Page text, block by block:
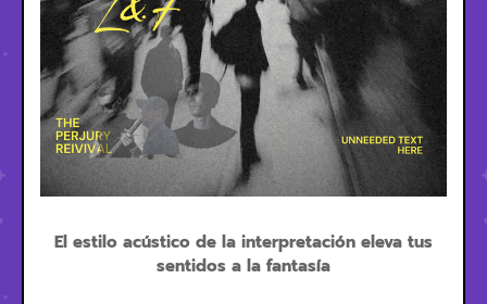
El estilo acústico de la interpretación eleva tus
sentidos a la fantasía